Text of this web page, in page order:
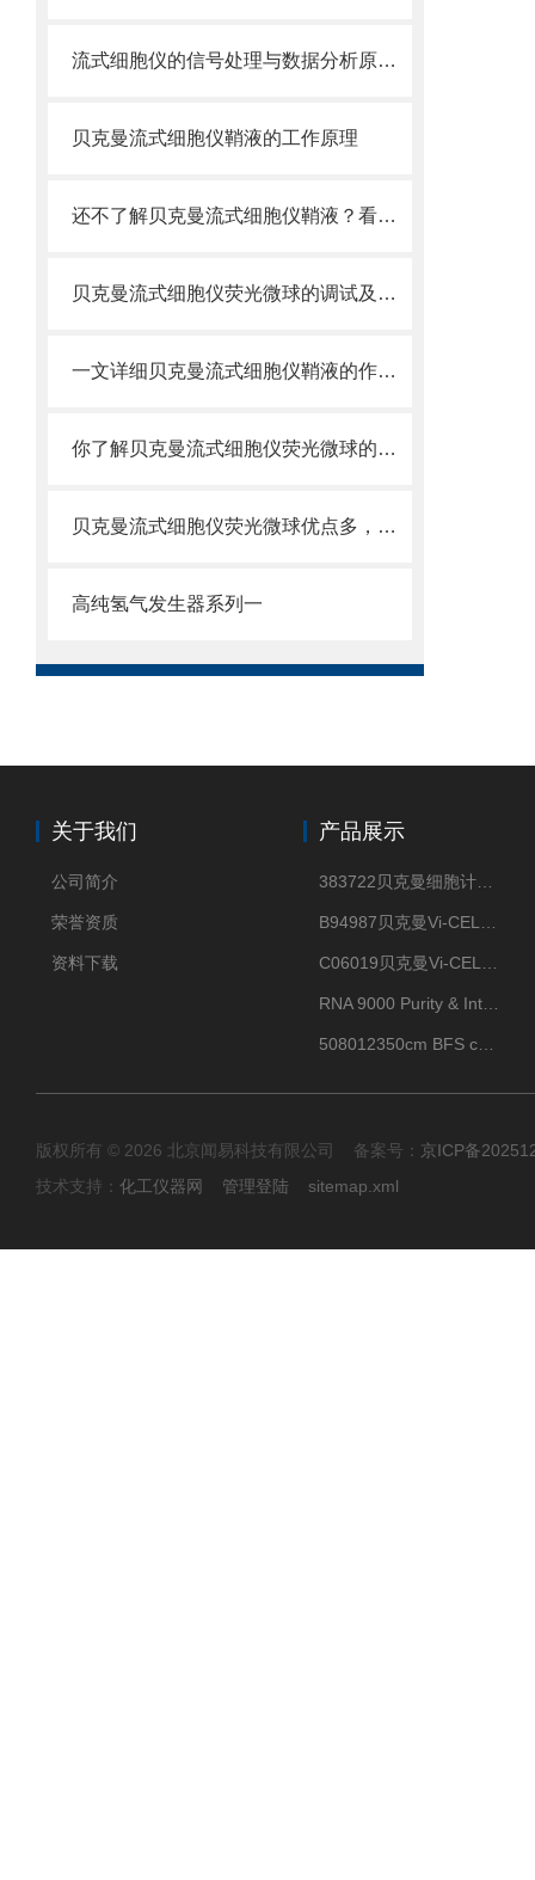
流式细胞仪的信号处理与数据分析原理分析
贝克曼流式细胞仪鞘液的工作原理
还不了解贝克曼流式细胞仪鞘液？看这里就对了！
贝克曼流式细胞仪荧光微球的调试及使用
一文详细贝克曼流式细胞仪鞘液的作用原理
你了解贝克曼流式细胞仪荧光微球的制备之怎样的吗
贝克曼流式细胞仪荧光微球优点多，实用效果好
高纯氢气发生器系列一
关于我们
公司简介
荣誉资质
资料下载
产品展示
版权所有 © 2026 北京闻易科技有限公司 备案号： 京ICP备
技术支持： 化工仪器网 管理登陆 sitemap.xml